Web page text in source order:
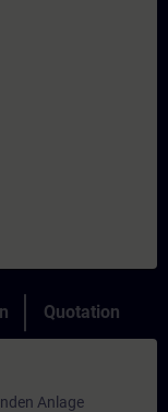
Quotation
Anlage